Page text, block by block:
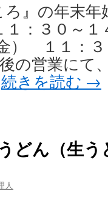
』の年末
：３０～
） １１：
の営業にて
続きを読む →
どん（生
人